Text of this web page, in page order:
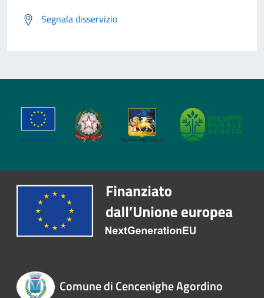
Segnala disservizio
Comune di Cencenighe Agordino